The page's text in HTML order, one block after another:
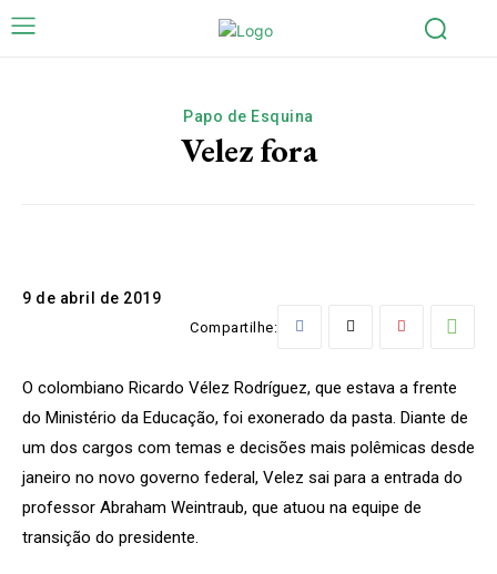
Papo de Esquina
Velez fora
9 de abril de 2019
Compartilhe:
O colombiano Ricardo Vélez Rodríguez, que estava a frente
do Ministério da Educação, foi exonerado da pasta. Diante de
um dos cargos com temas e decisões mais polêmicas desde
janeiro no novo governo federal, Velez sai para a entrada do
professor Abraham Weintraub, que atuou na equipe de
transição do presidente.